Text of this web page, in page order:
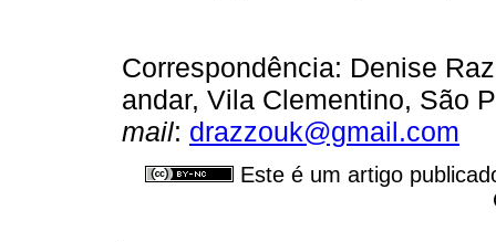
Correspondência: Denise
andar, Vila Clementino, São
mail: drazzouk@gmail.com
Este é um artigo